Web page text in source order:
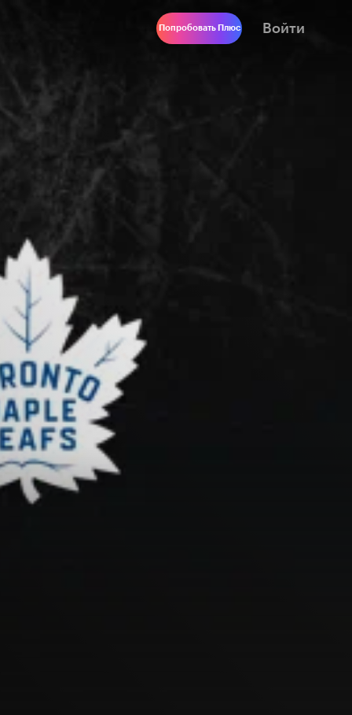
Попробовать Плюс Войти